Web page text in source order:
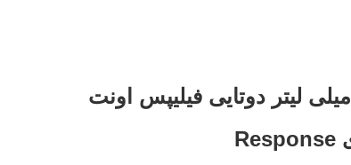
شیشه شیر نچرال ۱۲۵ میلی لیتر دوتایی فیلیپس اونت